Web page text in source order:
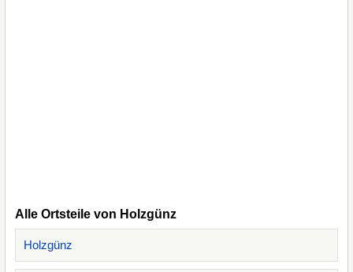
Alle Ortsteile von Holzgünz
Holzgünz